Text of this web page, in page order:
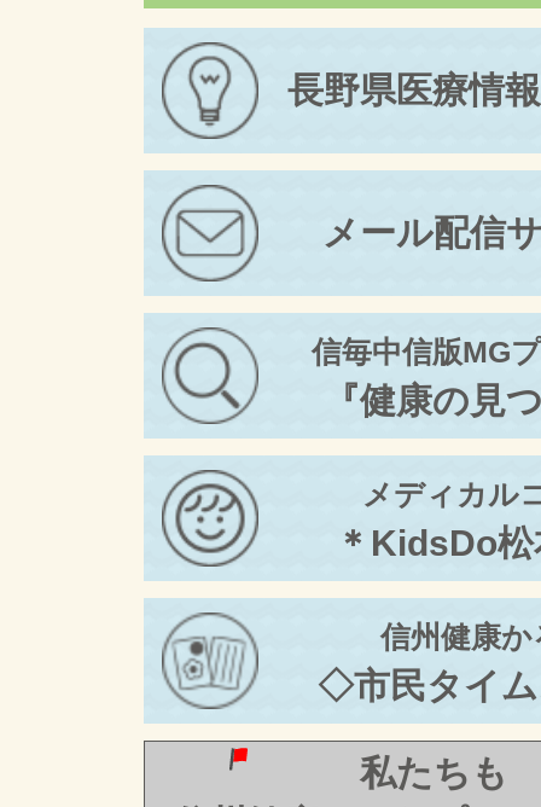
長野県医療情
メール配信
信毎中信版MG
『健康の見
メディカル
＊KidsDo
信州健康
◇市民タイ
私たちも